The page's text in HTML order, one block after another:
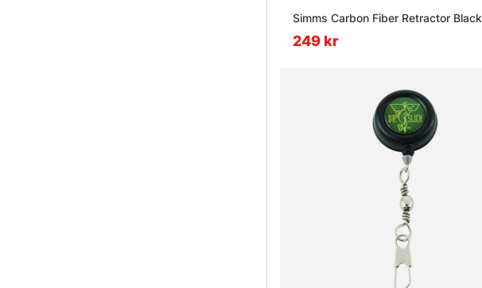
Simms Carbon Fiber Retractor Black
249 kr